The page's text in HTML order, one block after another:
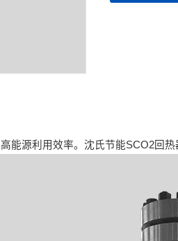
能源利用效率。沈氏节能SCO2回